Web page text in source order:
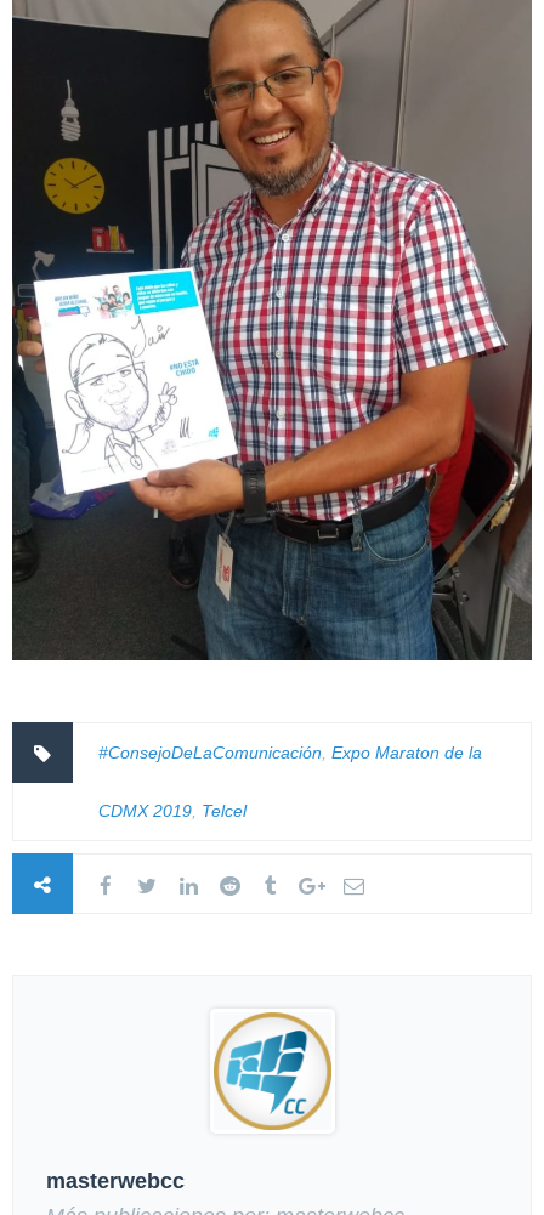
#ConsejoDeLaComunicación, Expo Maraton de la
CDMX 2019, Telcel
masterwebcc